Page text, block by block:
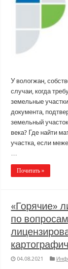
У вологжан,
случаи, когда
земельные
документа,
земельный
века? Где найти
участка, если
Почитать »
«Горячие»
по
04.08.2021